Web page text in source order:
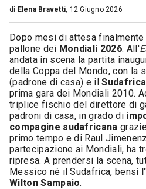
di Elena Bravetti, 12 Giugno 2026
Dopo mesi di attesa
pallone dei Mondiali 2026. All'
andata in scena la partita
della Coppa del Mondo, con la
(padrone di casa) e ilSudafrica
prima gara dei Mondiali 2010.
triplice fischio del direttore di
padroni di casa, in grado di
compagine sudafricana
primo tempo e di Raul
partecipazione ai Mondiali, ha
ripresa. A prendersi la scena,
Messico né il Sudafrica, bensì
Wilton Sampaio.